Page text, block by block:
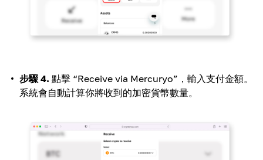
步驟 4. 點擊 “Receive via Mercuryo”，輸入支付金額。
系統會自動計算你將收到的加密貨幣數量。